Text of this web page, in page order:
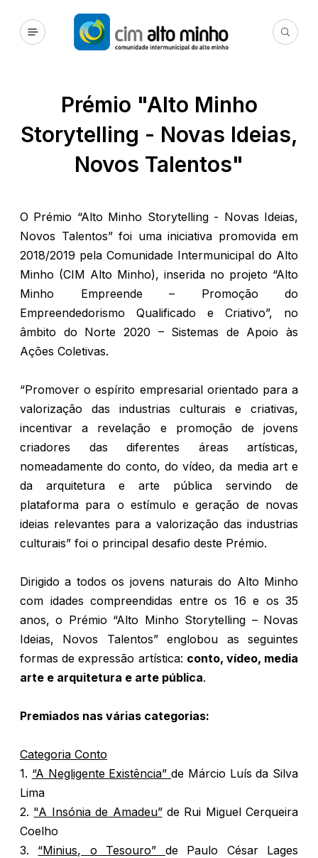
Prémio "Alto Minho
Storytelling - Novas Ideias,
Novos Talentos"
O Prémio “Alto Minho Storytelling - Novas Ideias,
Novos Talentos” foi uma iniciativa promovida em
2018/2019 pela Comunidade Intermunicipal do Alto
Minho (CIM Alto Minho), inserida no projeto “Alto
Minho Empreende – Promoção do
Empreendedorismo Qualificado e Criativo”, no
âmbito do Norte 2020 – Sistemas de Apoio às
Ações Coletivas.
“Promover o espírito empresarial orientado para a
valorização das industrias culturais e criativas,
incentivar a revelação e promoção de jovens
criadores das diferentes áreas artísticas,
nomeadamente do conto, do vídeo, da media art e
da arquitetura e arte pública servindo de
plataforma para o estímulo e geração de novas
ideias relevantes para a valorização das industrias
culturais” foi o principal desafio deste Prémio.
Dirigido a todos os jovens naturais do Alto Minho
com idades compreendidas entre os 16 e os 35
anos, o Prémio “Alto Minho Storytelling – Novas
Ideias, Novos Talentos” englobou as seguintes
formas de expressão artística: conto, vídeo, media
arte e arquitetura e arte pública.
Premiados nas várias categorias:
Categoria Conto
1. “A Negligente Existência” de Márcio Luís da Silva
Lima
2. "A Insónia de Amadeu”de Rui Miguel Cerqueira
Coelho
3. “Minius, o Tesouro” de Paulo César Lages